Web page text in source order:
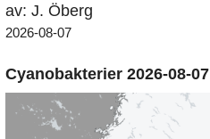
av: J. Öberg
2026-08-07
Cyanobakterier 2026-08-07